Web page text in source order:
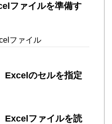
ファイルを準備す
ファイル
Excelのセルを指定
Excelファイルを読